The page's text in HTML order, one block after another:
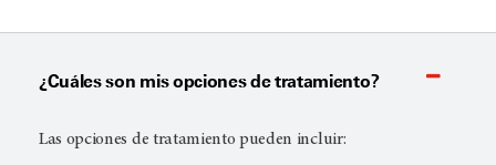
¿Cuáles son mis opciones de tratamiento?
Las opciones de tratamiento pueden incluir: